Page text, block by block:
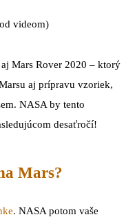
videom)
Mars Rover 2020 – ktorý
aj prípravu vzoriek,
NASA by tento
desaťročí!
Mars?
. NASA potom vaše